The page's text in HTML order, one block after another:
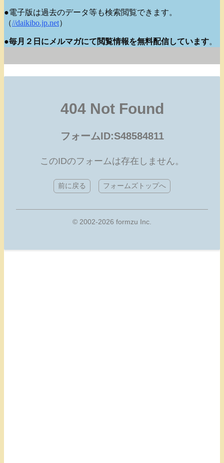
●電子版は過去のデータ等も検索閲覧できます。
（//daikibo.jp.net）
●毎月２日にメルマガにて閲覧情報を無料配信しています。